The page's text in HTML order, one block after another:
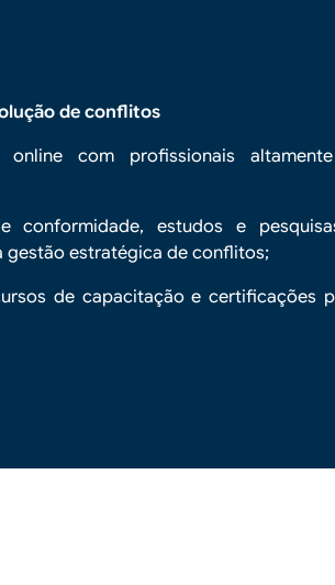
de conflitos
online com profissionais
conformidade, estudos e
gestão estratégica de conflitos;
de capacitação e certificações